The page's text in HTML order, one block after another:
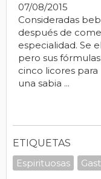
07/08/2015
Consideradas
después de
especialidad. Se
pero sus
cinco licores
una sabia ...
ETIQUETAS
Espirituosas